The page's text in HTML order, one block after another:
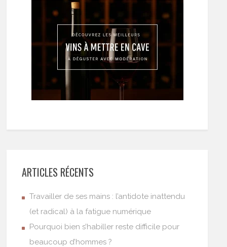
ARTICLES RÉCENTS
Travailler de ses mains : l’antidote inattendu
(et radical) à la fatigue numérique
Pourquoi bien s’habiller reste difficile pour
beaucoup d’hommes ?